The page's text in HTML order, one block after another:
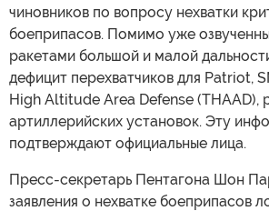
чиновников по вопросу нехватки
боеприпасов. Помимо уже
ракетами большой и малой
дефицит перехватчиков для Patriot,
High Altitude Area Defense (THAAD),
артиллерийских установок. Эту
подтверждают официальные лица.
Пресс-секретарь Пентагона Шон
заявления о нехватке боеприпасов